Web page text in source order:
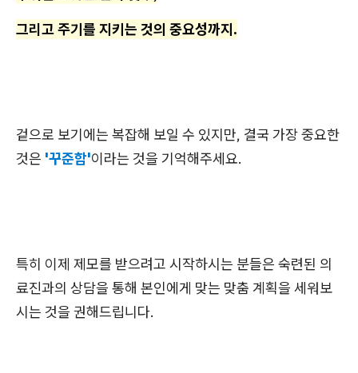
그리고 주기를 지키는 것의 중요성까지.
겉으로 보기에는 복잡해 보일 수 있지만, 결국 가장 중요한
것은 '꾸준함'이라는 것을 기억해주세요.
특히 이제 제모를 받으려고 시작하시는 분들은 숙련된 의
료진과의 상담을 통해 본인에게 맞는 맞춤 계획을 세워보
시는 것을 권해드립니다.